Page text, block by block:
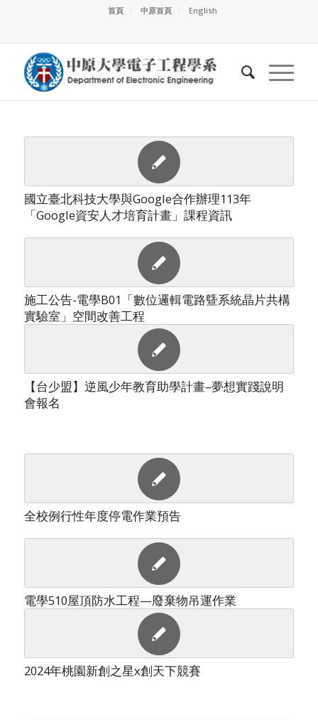
首頁 中原首頁 English
國立臺北科技大學與Google合作辦理113年
「Google資安人才培育計畫」課程資訊
施工公告-電學B01「數位邏輯電路曁系統晶片共構
實驗室」空間改善工程
【台少盟】逆風少年教育助學計畫–夢想實踐說明
會報名
全校例行性年度停電作業預告
電學510屋頂防水工程—廢棄物吊運作業
2024年桃園新創之星x創天下競賽